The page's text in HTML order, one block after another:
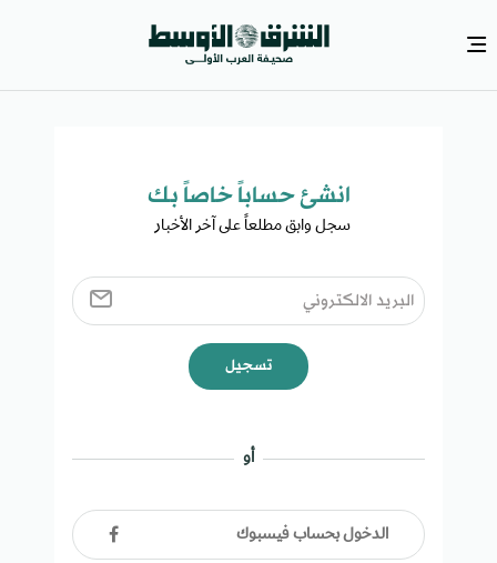
انشئ حساباً خاصاً بك​
سجل وابق مطلعاً على آخر الأخبار ​
تسجيل
أو
الدخول بحساب فيسبوك